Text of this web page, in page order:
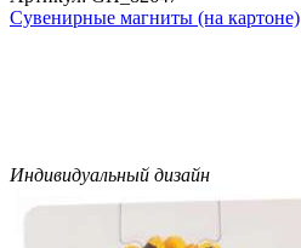
Сувенирные магниты (на картоне)
Индивидуальный дизайн